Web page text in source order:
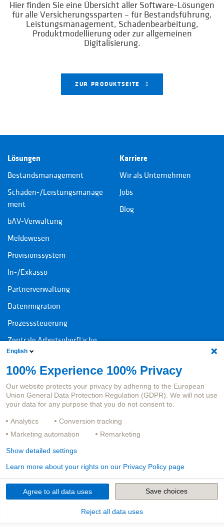
Hier finden Sie eine Übersicht aller Software-Lösungen
für alle Versicherungssparten – für Bestandsführung,
Leistungsmanagement, Schadenbearbeitung,
Produktmodellierung oder zur allgemeinen
Digitalisierung.
ZUR PRODUKTSEITE
Lösungen
Bestandsmanagement
Schaden-/Leistungsmanage
ment
bAV-Verwaltung
Meldewesen
Provisionssystem
In-/Exkasso
Partnerverwaltung
Datenmigration
Prozesssteuerung
Zentrale Arbeitsoberfläche
Karriere
Wir als Unternehmen
Jobs
Blog
Kontakt
Ansprechpersonen Produkte
Ansprechpersonen Jobs
Rechtliche Informationen
Impressum
Datenschutz
Hinweisgeberportal
adesso insurance solutions
English
100% Experience 100% Privacy
Our website protects your privacy by adhering to the European
Union General Data Protection Regulation (GDPR). We will not use
your data for any purpose that you do not consent to.
Analytics
Conversion tracking
Marketing automation
Remarketing
Agree to all data uses
Reject all data uses
Show detailed settings
Learn more about your rights on our Privacy Policy page
Save choices